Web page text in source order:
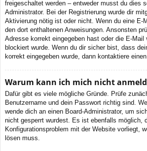
freigeschaltet werden – entweder musst du dies
Administrator. Bei der Registrierung wurde dir
Aktivierung nötig ist oder nicht. Wenn du eine E-
den dort enthaltenen Anweisungen. Ansonsten
Adresse korrekt eingegeben hast oder die E-Mail
blockiert wurde. Wenn du dir sicher bist, dass
korrekt eingegeben wurde, dann kontaktiere
Warum kann ich mich nicht
Dafür gibt es viele mögliche Gründe. Prüfe
Benutzername und dein Passwort richtig sind.
wende dich an einen Board-Administrator, um
nicht gesperrt wurdest. Es ist ebenfalls möglich,
Konfigurationsproblem mit der Website vorliegt,
lösen muss.